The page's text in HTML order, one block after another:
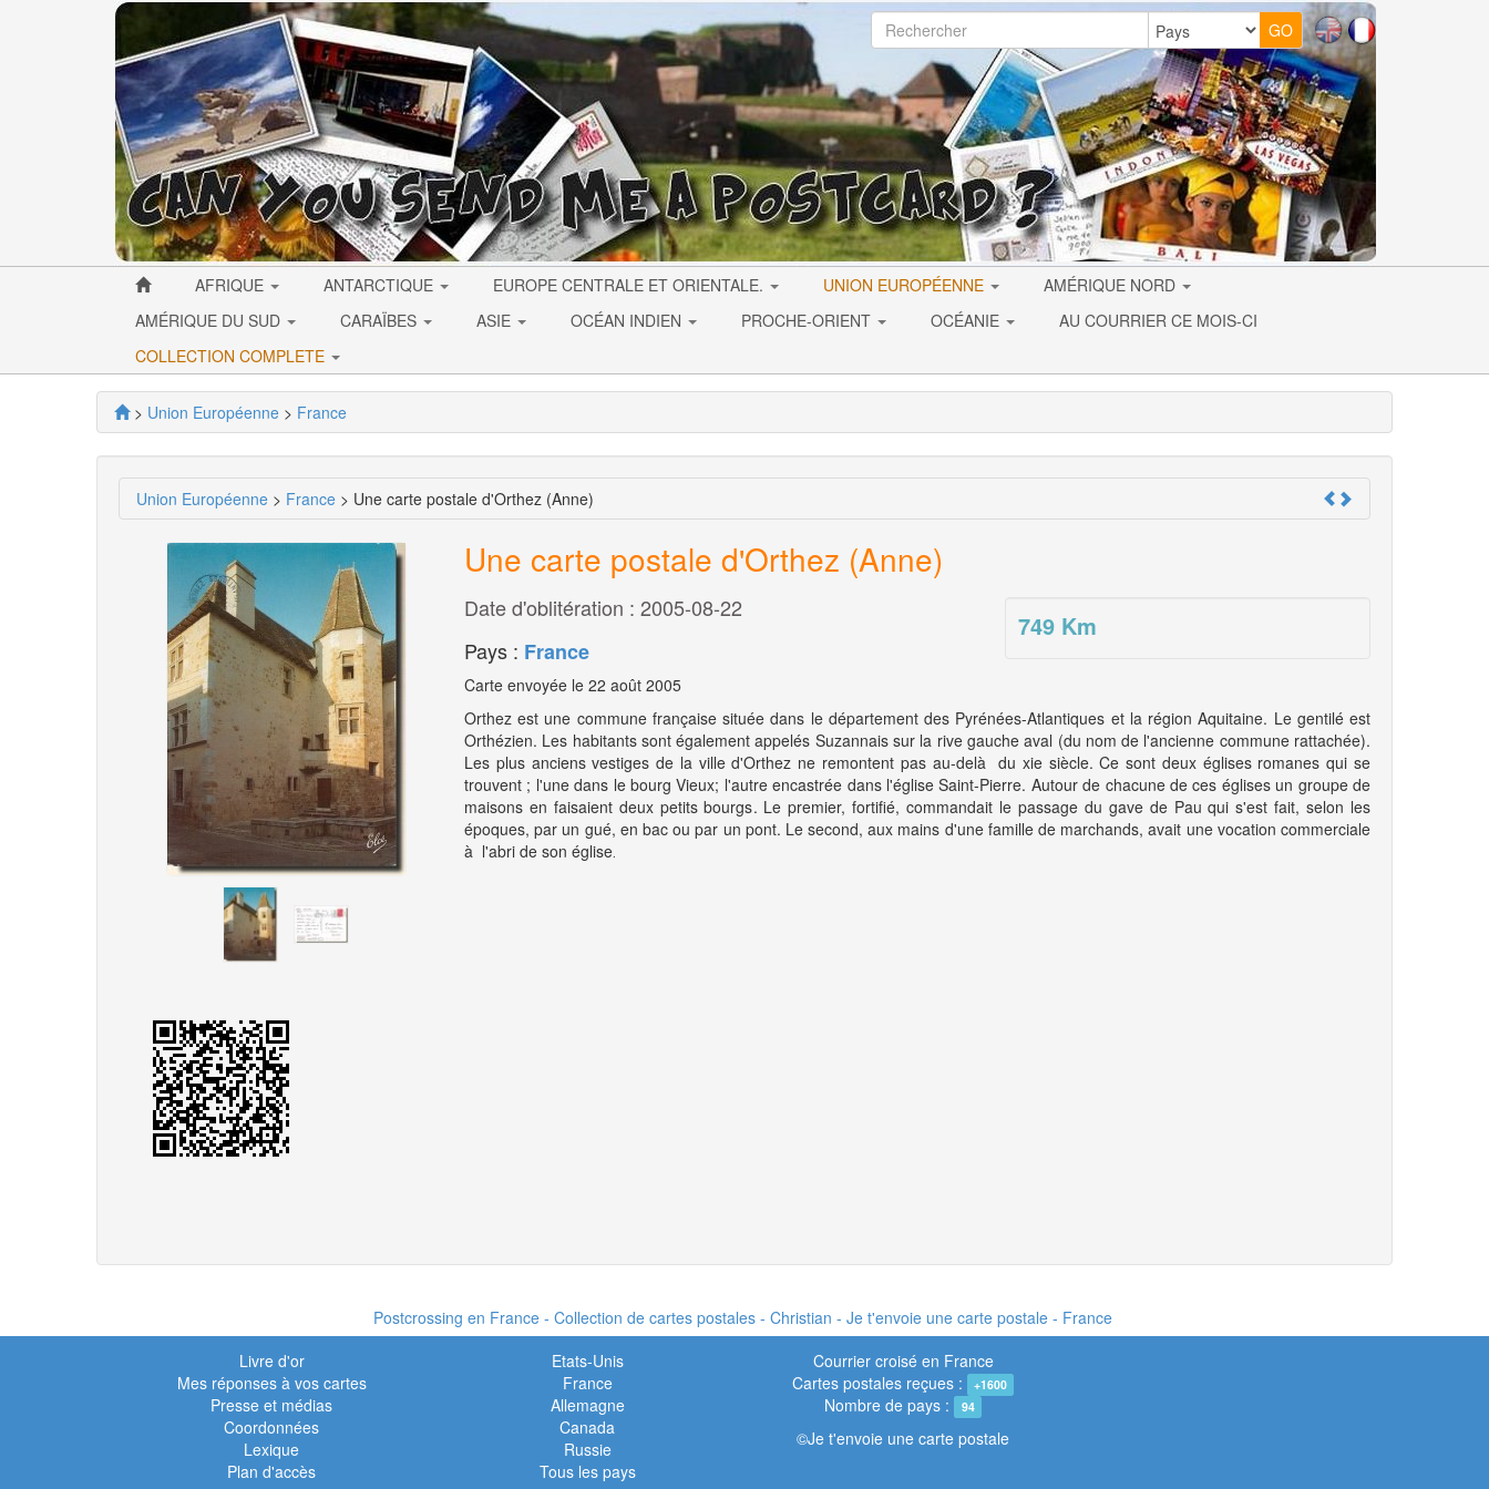
AFRIQUE ANTARCTIQUE EUROPE CENTRALE ET ORIENTALE. UNION EUROPÉENNE
AMÉRIQUE NORD
AMÉRIQUE DU SUD
CARAÏBES ASIE OCÉAN INDIEN PROCHE-ORIENT OCÉANIE
AU COURRIER CE MOIS-CI
COLLECTION COMPLETE
> Union Européenne > France
Union Européenne > France > Une carte postale d'Orthez (Anne)
Une carte postale d'Orthez (Anne)
749 Km
Date d'oblitération : 2005-08-22
Pays : France
Carte envoyée le 22 août 2005
Orthez est une commune française située dans le département des Pyrénées-Atlantiques et la région Aquitaine. Le gentilé est
Orthézien. Les habitants sont également appelés Suzannais sur la rive gauche aval (du nom de l'ancienne commune rattachée).
Les plus anciens vestiges de la ville d'Orthez ne remontent pas au-delà du xie siècle. Ce sont deux églises romanes qui se
trouvent ; l'une dans le bourg Vieux; l'autre encastrée dans l'église Saint-Pierre. Autour de chacune de ces églises un groupe de
maisons en faisaient deux petits bourgs. Le premier, fortifié, commandait le passage du gave de Pau qui s'est fait, selon les
époques, par un gué, en bac ou par un pont. Le second, aux mains d'une famille de marchands, avait une vocation commerciale
à l'abri de son église.
Postcrossing en France - Collection de cartes postales - Christian - Je t'envoie une carte postale - France
Livre d'or
Mes réponses à vos cartes
Presse et médias
Coordonnées
Lexique
Plan d'accès
Etats-Unis
France
Allemagne
Canada
Russie
Tous les pays
Courrier croisé en France
Cartes postales reçues :
+1600
Nombre de pays : 94
©Je t'envoie une carte postale